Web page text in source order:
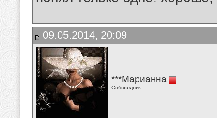
09.05.2014, 20:09
***Марианна
Собеседник